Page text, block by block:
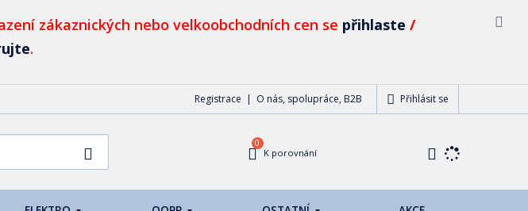
zákaznických nebo velkoobchodních cen se přihlaste /
.
Registrace O nás, spolupráce, B2B Přihlásit se
h
Vyhledat 0
K porovnání